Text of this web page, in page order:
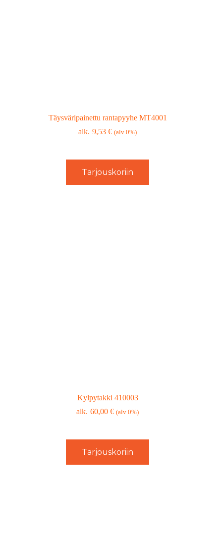
Täysväripainettu rantapyyhe MT4001
9,53€ (alv 0%)
Tarjouskoriin
Kylpytakki 410003
60,00€ (alv 0%)
Tarjouskoriin